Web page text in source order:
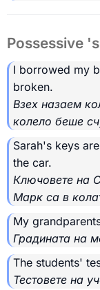
Possessive 's
I borrowed my
broken.
Взех назаем
колело беше
Sarah's keys
the car.
Ключовете на
Марк са в
My
Градината на
The students'
Тестовете на